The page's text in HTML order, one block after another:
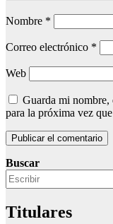
Nombre *
Correo electrónico *
Web
Guarda mi nombre,
para la próxima vez
Buscar
Titulares